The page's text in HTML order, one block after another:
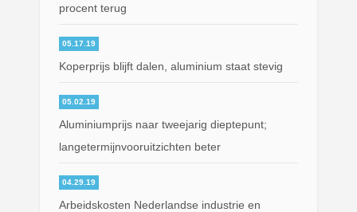
procent terug
05.17.19
Koperprijs blijft dalen, aluminium staat stevig
05.02.19
Aluminiumprijs naar tweejarig dieptepunt;
langetermijnvooruitzichten beter
04.29.19
Arbeidskosten Nederlandse industrie en